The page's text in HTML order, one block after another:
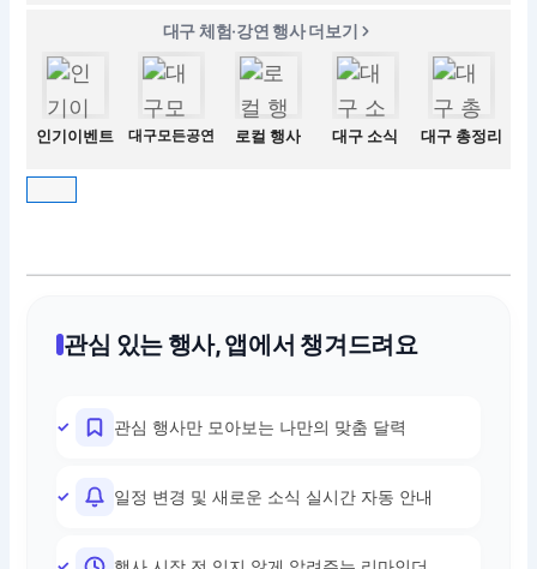
대구 체험·강연 행사 더보기
인기이벤트 대구모든공연 로컬 행사 대구 소식 대구 총정리
관심 있는 행사, 앱에서 챙겨드려요
관심 행사만 모아보는 나만의 맞춤 달력
일정 변경 및 새로운 소식 실시간 자동 안내